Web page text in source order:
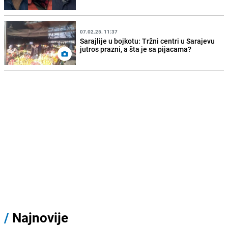
07.02.25. 11:37
Sarajlije u bojkotu: Tržni centri u Sarajevu
jutros prazni, a šta je sa pijacama?
/ Najnovije